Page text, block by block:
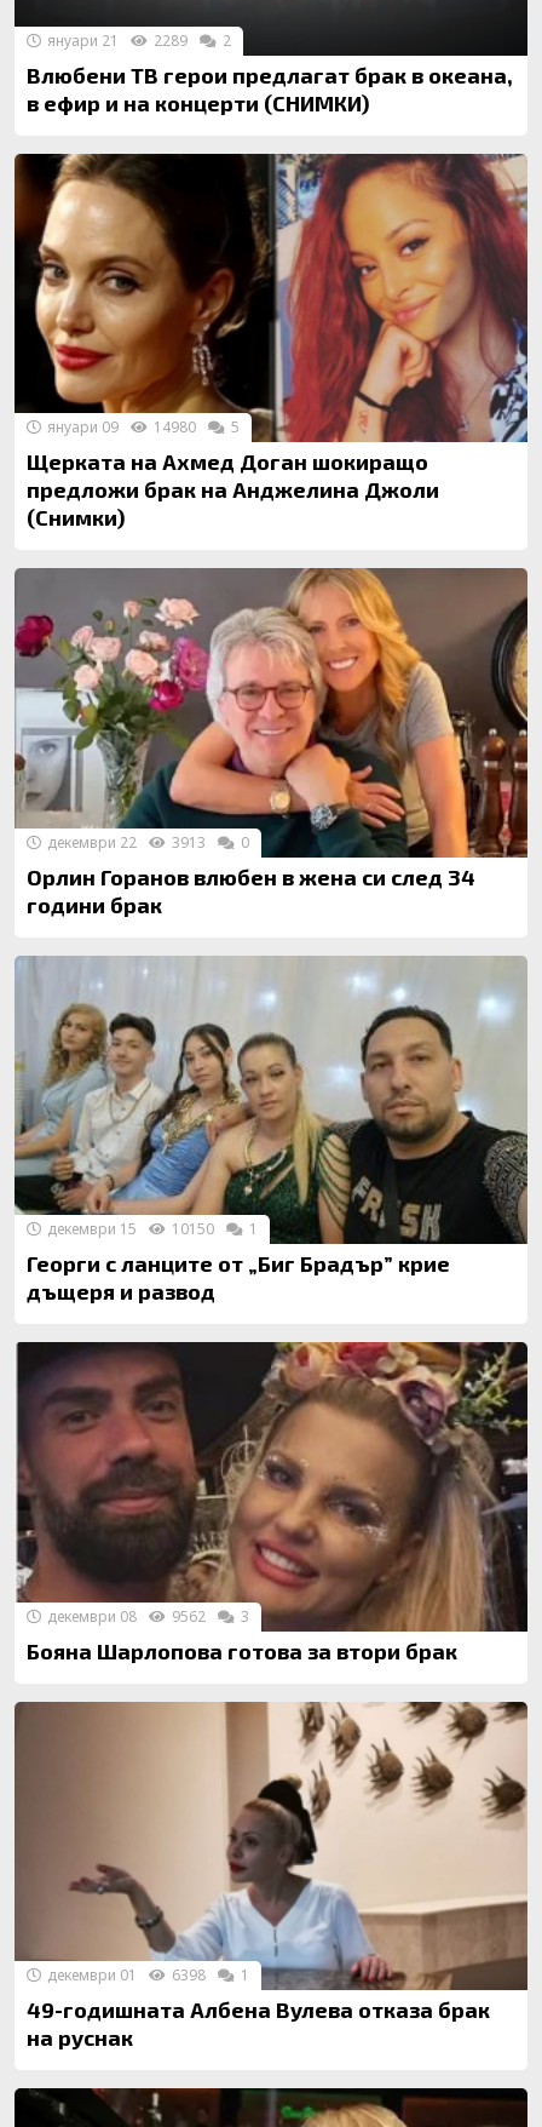
Влюбени ТВ герои предлагат брак в океана,
в ефир и на концерти (СНИМКИ)
януари 21 2289 2
Щерката на Ахмед Доган шокиращо
предложи брак на Анджелина Джоли
(Снимки)
януари 09 14980 5
Орлин Горанов влюбен в жена си след 34
години брак
декември 22 3913 0
Георги с ланците от „Биг Брадър” крие
дъщеря и развод
декември 15 10150 1
Бояна Шарлопова готова за втори брак
декември 08 9562 3
49-годишната Албена Вулева oтказа брак
на руснак
декември 01 6398 1